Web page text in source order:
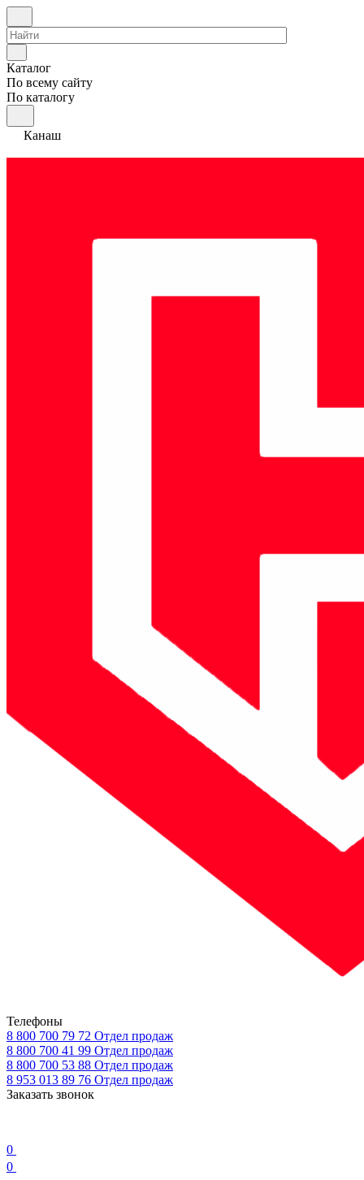
Каталог
По всему сайту
По каталогу
Канаш
Телефоны
8 800 700 79 72 Отдел продаж
8 800 700 41 99 Отдел продаж
8 800 700 53 88 Отдел продаж
8 953 013 89 76 Отдел продаж
Заказать звонок
0
0